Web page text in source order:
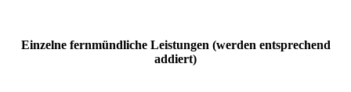
Einzelne fernmündliche Leistungen (werden entsprechend
addiert)